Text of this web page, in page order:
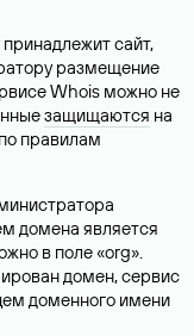
сайт,
размещение
Whois можно не
защищаются на
правилам
домена является
в поле «org».
домен, сервис
доменного имени